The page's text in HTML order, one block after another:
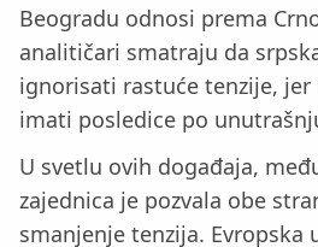
Beogradu odnosi prema
analitičari smatraju da
ignorisati rastuće tenzije,
imati posledice po
U svetlu ovih događaja,
zajednica je pozvala obe
smanjenje tenzija. Evropska